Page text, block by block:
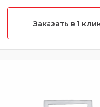
hover h3 new, h5
Заказать в 1